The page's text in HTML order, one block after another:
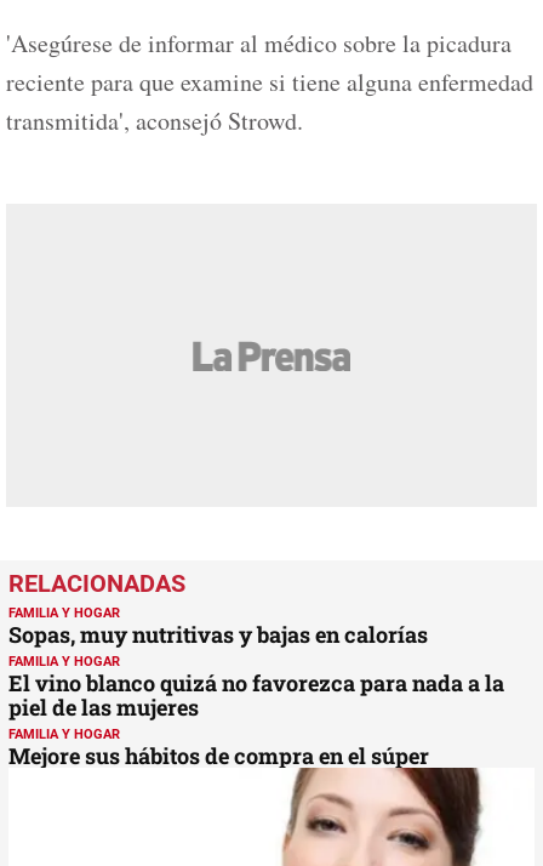
'Asegúrese de informar al médico sobre la picadura
reciente para que examine si tiene alguna enfermedad
transmitida', aconsejó Strowd.
FAMILIA Y HOGAR
Sopas, muy nutritivas y bajas en calorías
FAMILIA Y HOGAR
El vino blanco quizá no favorezca para nada a la
piel de las mujeres
FAMILIA Y HOGAR
Mejore sus hábitos de compra en el súper